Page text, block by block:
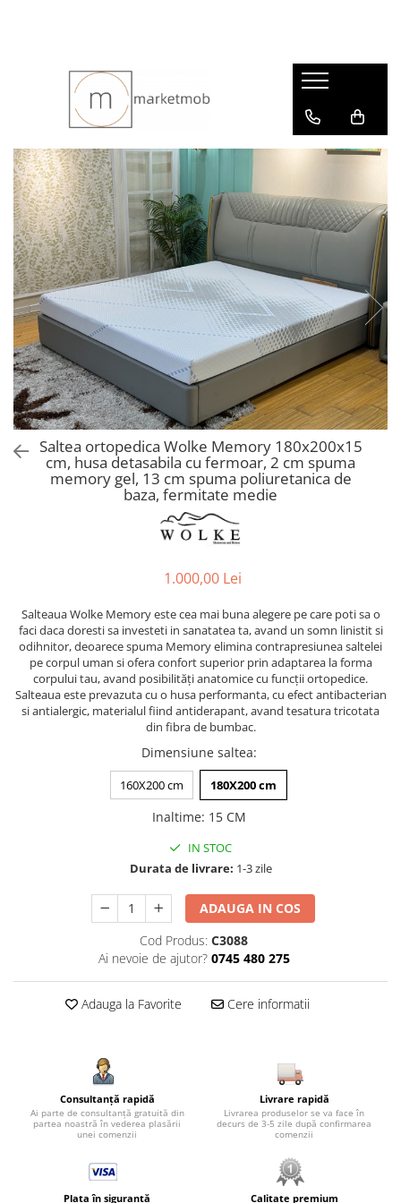
Saltea ortopedica Wolke Memory 180x200x15
cm, husa detasabila cu fermoar, 2 cm spuma
memory gel, 13 cm spuma poliuretanica de
baza, fermitate medie
1.000,00 Lei
Salteaua Wolke Memory este cea mai buna alegere pe care poti sa o
faci daca doresti sa investeti in sanatatea ta, avand un somn linistit si
odihnitor, deoarece spuma Memory elimina contrapresiunea saltelei
pe corpul uman si ofera confort superior prin adaptarea la forma
corpului tau, avand posibilităţi anatomice cu funcţii ortopedice.
Salteaua este prevazuta cu o husa performanta, cu efect antibacterian
si antialergic, materialul fiind antiderapant, avand tesatura tricotata
din fibra de bumbac.
Dimensiune saltea:
160X200 cm 180X200 cm
Inaltime: 15 CM
IN STOC
Durata de livrare: 1-3 zile
ADAUGA IN COS
Cod Produs: C3088
Ai nevoie de ajutor? 0745 480 275
Adauga la Favorite Cere informatii
Consultanță rapidă
Ai parte de consultanță gratuită din
partea noastră în vederea plasării
unei comenzii
Livrare rapidă
Livrarea produselor se va face în
decurs de 3-5 zile după confirmarea
comenzii
Plata în siguranță Calitate premium